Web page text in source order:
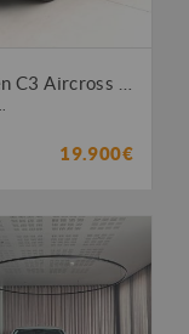
19.900€